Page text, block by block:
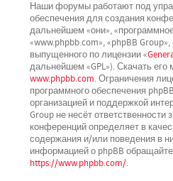
Наши форумы работают под
обеспечения для создания
дальнейшем «они»,
«www.phpbb.com», «phpBB Group»,
выпущенного по лицензии «
дальнейшем «GPL»). Скачать
www.phpbb.com. Ограничения
программного обеспечения
организацией и поддержкой
Group не несёт ответственности
конференций определяет в
содержания и/или поведения в
информацией о phpBB
https://www.phpbb.com/.